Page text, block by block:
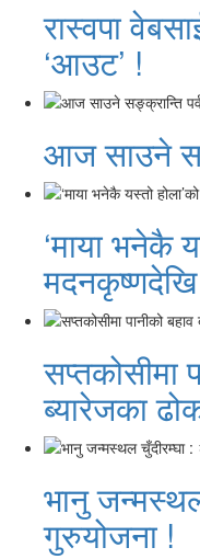
रास्वपा
‘आउट’ !
आज साउने
‘माया भनेकै
सप्तकोसीमा
ब्यारेजका
भानु
गुरुयोजना !